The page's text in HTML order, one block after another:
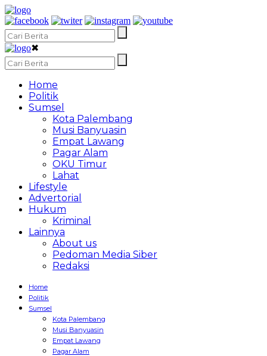
✖
Home
Politik
Sumsel
Kota Palembang
Musi Banyuasin
Empat Lawang
Pagar Alam
OKU Timur
Lahat
Lifestyle
Advertorial
Hukum
Kriminal
Lainnya
About us
Pedoman Media Siber
Redaksi
Home
Politik
Sumsel
Kota Palembang
Musi Banyuasin
Empat Lawang
Pagar Alam